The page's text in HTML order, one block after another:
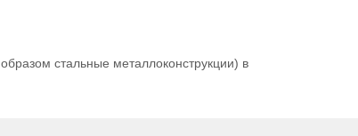
стальные металлоконструкции) в